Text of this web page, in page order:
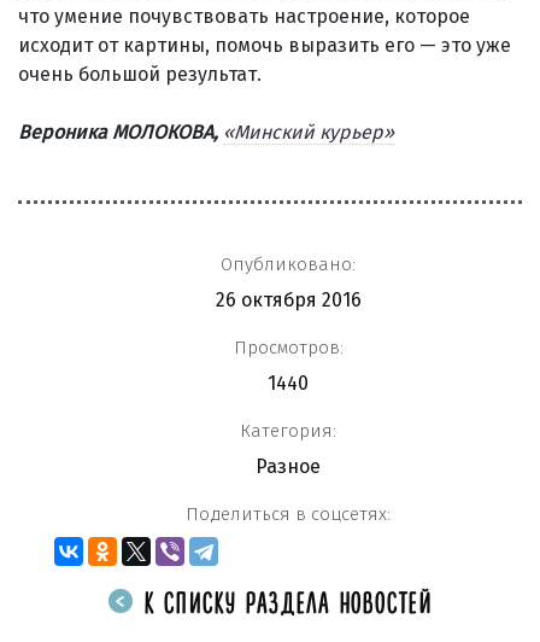
что умение почувствовать настроение, которое
исходит от картины, помочь выразить его — это уже
очень большой результат.
Вероника МОЛОКОВА, «Минский курьер»
Опубликовано:
26 октября 2016
Просмотров:
1440
Категория:
Разное
Поделиться в соцсетях:
К СПИСКУ РАЗДЕЛА НОВОСТЕЙ